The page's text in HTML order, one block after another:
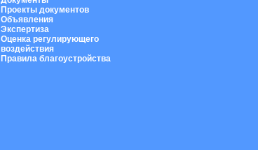
Проекты документов
Объявления
Экспертиза
Оценка регулирующего
воздействия
Правила благоустройства